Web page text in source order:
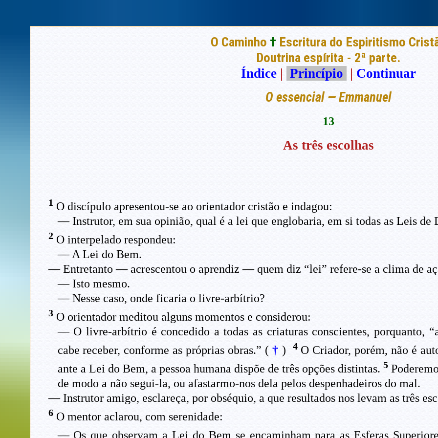
O Caminho † Escritura do Espiritismo
Doutrina espírita - 2ª parte.
Índice | Princípio | Continuar
O essencial — Emmanuel
13
As três escolhas
1 O discípulo apresentou-se ao orientador cristão e indagou:
— Instrutor, em sua opinião, qual é a lei que englobaria, em si todas as Leis de
2O interpelado respondeu:
— A Lei do Bem.
— Entretanto — acrescentou o aprendiz — quem diz “lei” refere-se a clima de
— Isto mesmo.
— Nesse caso, onde ficaria o livre-arbítrio?
3O orientador meditou alguns momentos e considerou:
— O livre-arbítrio é concedido a todas as criaturas conscientes, porquanto,
cabe receber, conforme as próprias obras.” ( † ) 4O Criador, porém, não é
ante a Lei do Bem, a pessoa humana dispõe de três opções distintas.5
de modo a não segui-la, ou afastarmo-nos dela pelos despenhadeiros do mal.
— Instrutor amigo, esclareça, por obséquio, a que resultados nos levam as três
6O mentor aclarou, com serenidade:
— Os que observam a Lei do Bem se encaminham para as Esferas